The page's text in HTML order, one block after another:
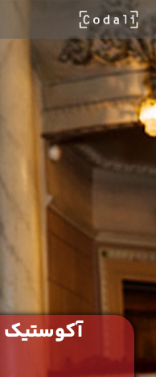
Skip
to
main
content
آکوستیک